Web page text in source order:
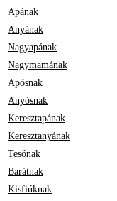
Apának
Anyának
Nagyapának
Nagymamának
Apósnak
Anyósnak
Keresztapának
Keresztanyának
Tesónak
Barátnak
Kisfiúknak